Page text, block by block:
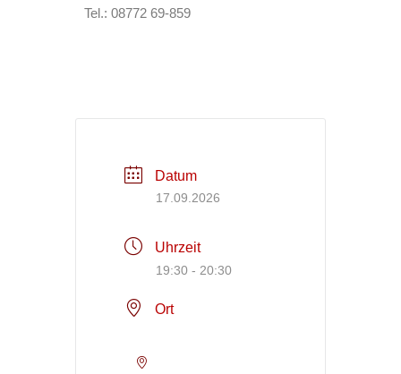
Tel.: 08772 69-859
Datum
17.09.2026
Uhrzeit
19:30 - 20:30
Ort